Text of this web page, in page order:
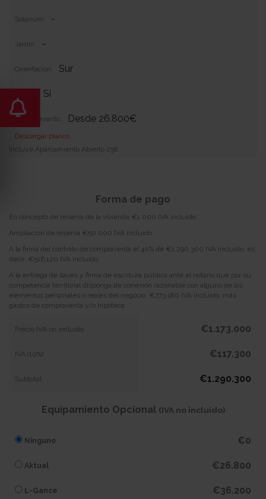
Solarium: -
Jardin: -
Orientacion: Sur
Si
Equipamiento: Desde 26.800€
Descargar planos
Incluye Aparcamiento Abierto 258
Forma de pago
En concepto de reserva de la vivienda €1.000 IVA incluido
Ampliación de reserva €50.000 IVA incluido
A la firma del contrato de compraventa el 40% de €1.290.300 IVA incluido, es
decir, €516.120 IVA incluido
A la entrega de llaves y firma de escritura pública ante el notario que por su
competencia territorial disponga de conexión razonable con alguno de los
elementos personales o reales del negocio, €773.180 IVA incluido, más
gastos de compraventa y/o hipoteca
Precio IVA no incluido €1.173.000
IVA (10%) €117.300
Subtotal €1.290.300
Equipamiento Opcional (IVA no incluido)
Ninguno €0
Aktual €26.800
L-Gance €36.200